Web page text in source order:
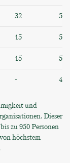
32 5.7
15 5.7
15 5.7
- 4
und
Dieser
zu 950 Personen
höchstem